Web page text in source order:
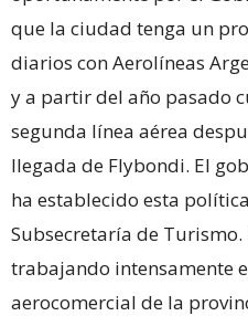
que la ciudad tenga un
diarios con Aerolíneas
y a partir del año pasado
segunda línea aérea
llegada de Flybondi. El
ha establecido esta
Subsecretaría de
trabajando intensamente
aerocomercial de la